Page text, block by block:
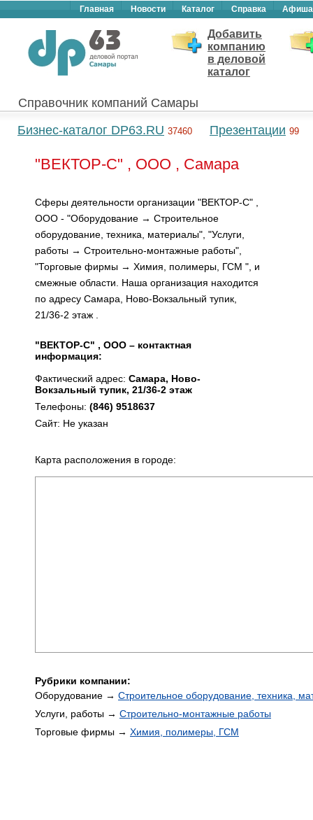
Главная Новости Каталог Справка Афиша
Добавить
компанию
в деловой
каталог
Справочник компаний Самары
Бизнес-каталог DP63.RU 37460 Презентации 99
"ВЕКТОР-С" , ООО , Самара
Сферы деятельности организации "ВЕКТОР-С" ,
ООО - "Оборудование → Строительное
оборудование, техника, материалы", "Услуги,
работы → Строительно-монтажные работы",
"Торговые фирмы → Химия, полимеры, ГСМ ", и
смежные области. Наша организация находится
по адресу Самара, Ново-Вокзальный тупик,
21/36-2 этаж .
"ВЕКТОР-С" , ООО – контактная
информация:
Фактический адрес: Самара, Ново-
Вокзальный тупик, 21/36-2 этаж
Телефоны: (846) 9518637
Сайт: Не указан
Карта расположения в городе:
Рубрики компании:
Оборудование → Строительное оборудование, техника,
Услуги, работы → Строительно-монтажные работы
Торговые фирмы → Химия, полимеры, ГСМ